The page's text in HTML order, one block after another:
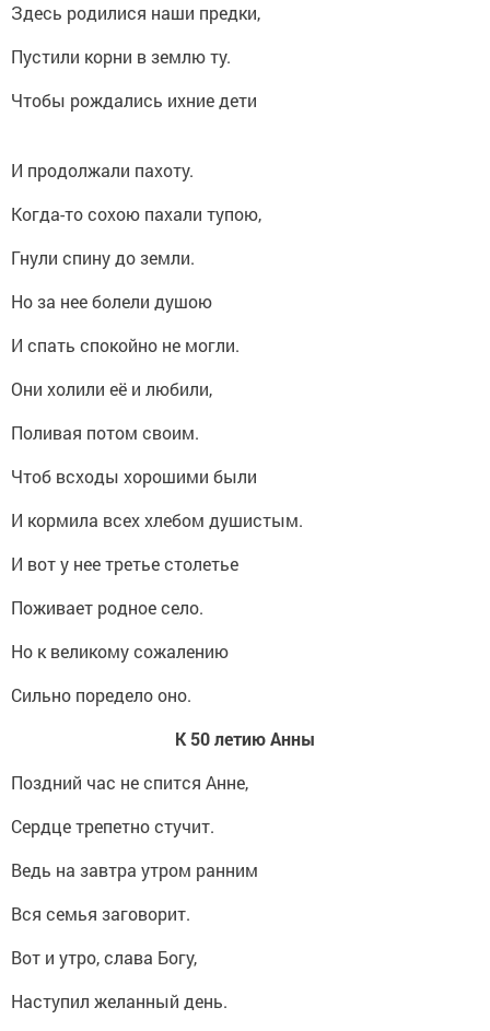
Здесь родилися наши предки,
Пустили корни в землю ту.
Чтобы рождались ихние дети
И продолжали пахоту.
Когда-то сохою пахали тупою,
Гнули спину до земли.
Но за нее болели душою
И спать спокойно не могли.
Они холили её и любили,
Поливая потом своим.
Чтоб всходы хорошими были
И кормила всех хлебом душистым.
И вот у нее третье столетье
Поживает родное село.
Но к великому сожалению
Сильно поредело оно.
К 50 летию Анны
Поздний час не спится Анне,
Сердце трепетно стучит.
Ведь на завтра утром ранним
Вся семья заговорит.
Вот и утро, слава Богу,
Наступил желанный день.